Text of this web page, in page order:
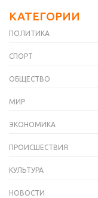
КАТЕГОРИИ
ПОЛИТИКА
СПОРТ
ОБЩЕСТВО
МИР
ЭКОНОМИКА
ПРОИСШЕСТВИЯ
КУЛЬТУРА
НОВОСТИ